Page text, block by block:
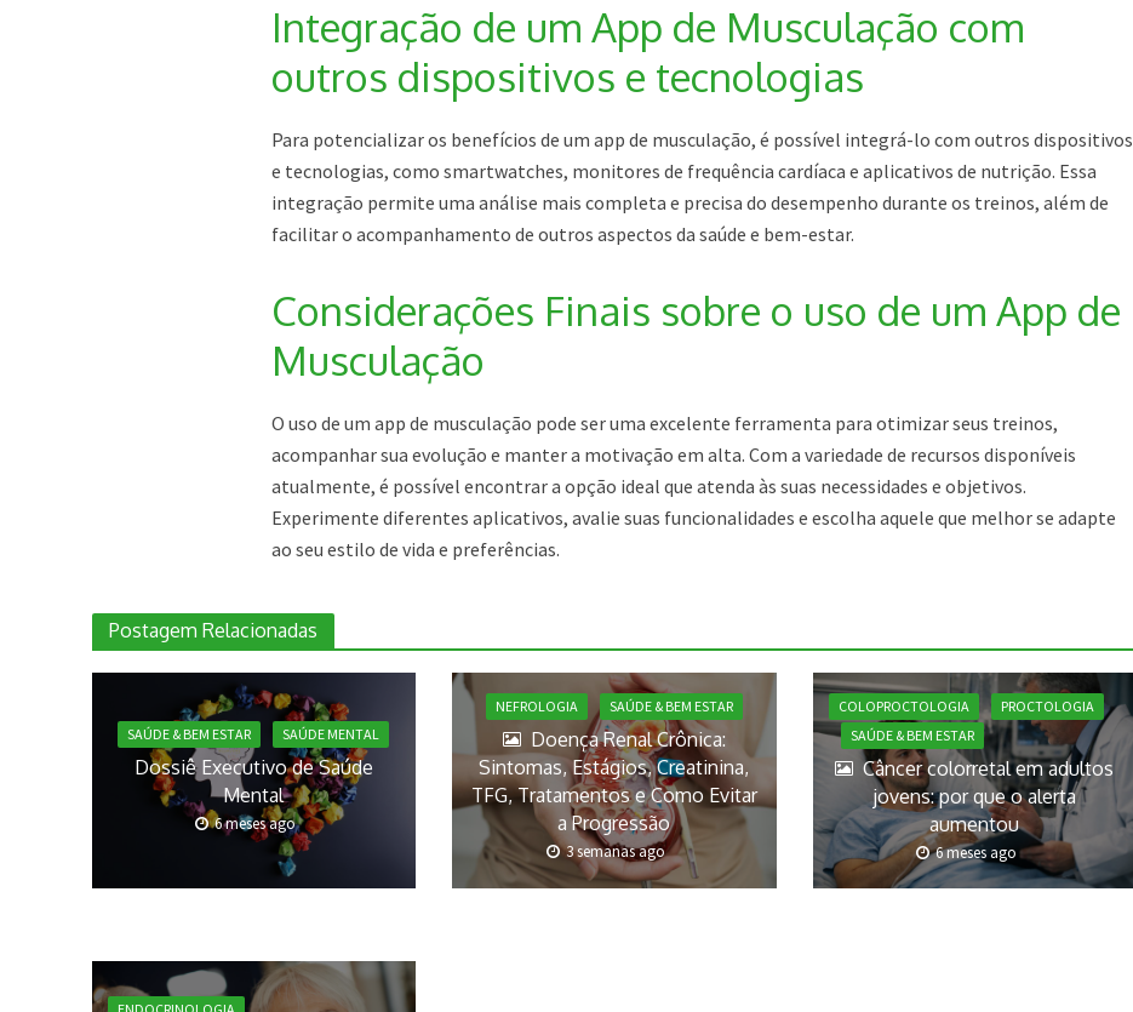
Integração de um App de Musculação com
outros dispositivos e tecnologias
Para potencializar os benefícios de um app de musculação, é possível integrá-lo com outros dispositivos
e tecnologias, como smartwatches, monitores de frequência cardíaca e aplicativos de nutrição. Essa
integração permite uma análise mais completa e precisa do desempenho durante os treinos, além de
facilitar o acompanhamento de outros aspectos da saúde e bem-estar.
Considerações Finais sobre o uso de um App de
Musculação
O uso de um app de musculação pode ser uma excelente ferramenta para otimizar seus treinos,
acompanhar sua evolução e manter a motivação em alta. Com a variedade de recursos disponíveis
atualmente, é possível encontrar a opção ideal que atenda às suas necessidades e objetivos.
Experimente diferentes aplicativos, avalie suas funcionalidades e escolha aquele que melhor se adapte
ao seu estilo de vida e preferências.
Postagem Relacionadas
SAÚDE & BEM ESTAR SAÚDE MENTAL
Dossiê Executivo de Saúde
Mental
6 meses ago
NEFROLOGIA SAÚDE & BEM ESTAR
Doença Renal Crônica:
Sintomas, Estágios, Creatinina,
TFG, Tratamentos e Como Evitar
a Progressão
3 semanas ago
COLOPROCTOLOGIA
PROCTOLOGIA
SAÚDE & BEM ESTAR
Câncer colorretal em adultos
jovens: por que o alerta
aumentou
6 meses ago